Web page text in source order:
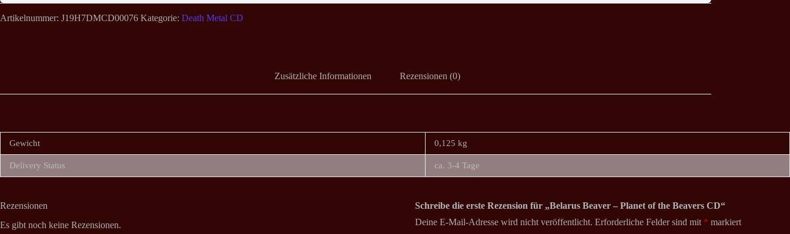
Artikelnummer: J19H7DMCD00076 Kategorie: Death Metal CD
Zusätzliche Informationen Rezensionen (0)
Gewicht 0,125 kg
Delivery Status ca. 3-4 Tage
Rezensionen
Es gibt noch keine Rezensionen.
Schreibe die erste Rezension für „Belarus Beaver – Planet of the Beavers CD“
Deine E-Mail-Adresse wird nicht veröffentlicht. Erforderliche Felder sind mit * markiert